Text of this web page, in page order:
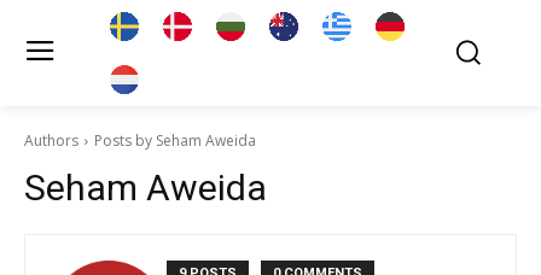
Authors Posts by Seham Aweida
Seham Aweida